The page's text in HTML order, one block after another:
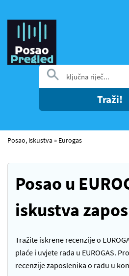
Traži!
Posao, iskustva » Eurogas
Posao u
iskustva
Tražite iskrene recenzije o
plaće i uvjete rada u EUROGAS.
recenzije zaposlenika o radu u